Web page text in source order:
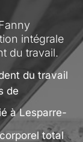
intégrale
du travail.
du travail
de
à Lesparre-
total